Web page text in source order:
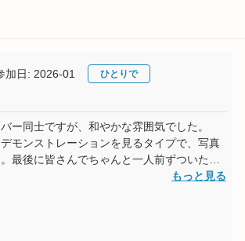
加日: 2026-01 ひとりで
ー同士ですが、和やかな雰囲気でした。
モンストレーションを見るタイプで、写真
最後に皆さんでちゃんと一人前ずついただ
もっと見る